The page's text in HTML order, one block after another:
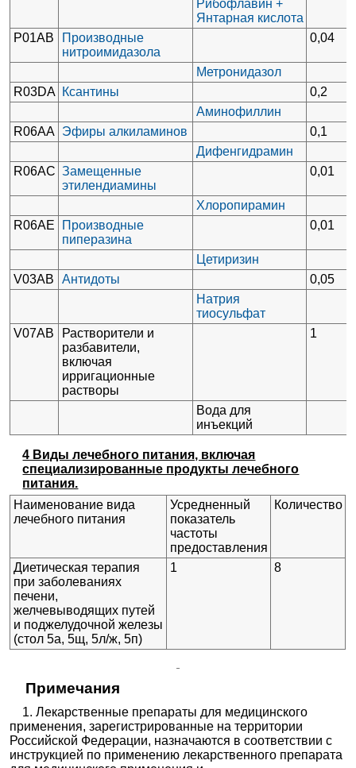
Рибофлавин +
Янтарная кислота
Р01АВ
Производные
нитроимидазола
0,04
Метронидазол
R03DA
Ксантины
0,2
Аминофиллин
R06AA
Эфиры алкиламинов
0,1
Дифенгидрамин
R06AC Замещенные
этилендиамины
0,01
Хлоропирамин
R06AE
Производные
пиперазина
0,01
Цетиризин
V03AB
Антидоты
0,05
Натрия
тиосульфат
V07AB
Растворители и
разбавители,
включая
ирригационные
растворы
1
Вода для
инъекций
4 Виды лечебного питания, включая
специализированные продукты лечебного
питания.
Наименование вида
лечебного питания
Усредненный
показатель
частоты
предоставления
Количество
Диетическая терапия
при заболеваниях
печени,
желчевыводящих путей
и поджелудочной железы
(стол 5а, 5щ, 5л/ж, 5п)
1 8
Примечания
1. Лекарственные препараты для медицинского
применения, зарегистрированные на территории
Российской Федерации, назначаются в соответствии с
инструкцией по применению лекарственного препарата